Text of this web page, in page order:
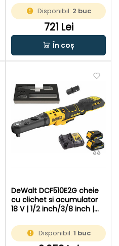
Disponibil: 2 buc
721 Lei
În coș
DeWalt DCF510E2G cheie
cu clichet si acumulator
18 V | 1/2 inch/3/8 inch |
Ah acumulatori +
incarcator | In cutie de
Disponibil: 1 buc